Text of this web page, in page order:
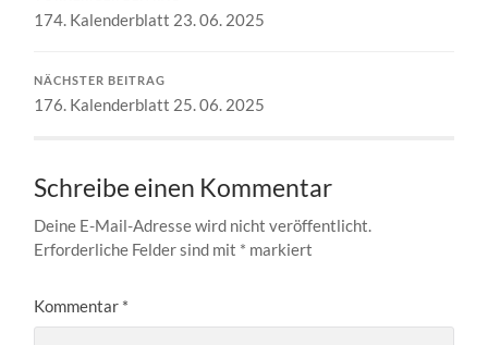
174. Kalenderblatt 23. 06. 2025
NÄCHSTER BEITRAG
176. Kalenderblatt 25. 06. 2025
Schreibe einen Kommentar
Deine E-Mail-Adresse wird nicht veröffentlicht.
Erforderliche Felder sind mit * markiert
Kommentar *